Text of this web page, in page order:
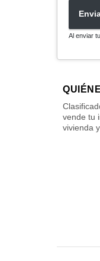
Al enviar
vende tu
vivienda